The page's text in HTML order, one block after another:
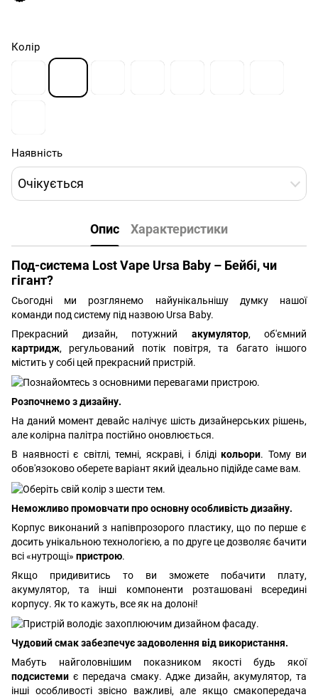
Колір
Наявність
Очікується
Опис Характеристики
Под-система Lost Vape Ursa Baby – Бейбі, чи
гігант?
Сьогодні ми розглянемо найунікальнішу думку нашої
команди под систему під назвою Ursa Baby.
Прекрасний дизайн, потужний акумулятор, об'ємний
картридж, регульований потік повітря, та багато іншого
містить у собі цей прекрасний пристрій.
Розпочнемо з дизайну.
На даний момент девайс налічує шість дизайнерських рішень,
але колірна палітра постійно оновлюється.
В наявності є світлі, темні, яскраві, і бліді кольори. Тому ви
обов'язоково оберете варіант який ідеально підійде саме вам.
Неможливо промовчати про основну особливість дизайну.
Корпус виконаний з напівпрозорого пластику, що по перше є
досить унікальною технологією, а по друге це дозволяє бачити
всі «нутрощі» пристрою.
Якщо придивитись то ви зможете побачити плату,
акумулятор, та інші компоненти розташовані всередині
корпусу. Як то кажуть, все як на долоні!
Чудовий смак забезпечує задоволення від використання.
Мабуть найголовнішим показником якості будь якої
подсистеми є передача смаку. Адже дизайн, акумулятор, та
інші особливості звісно важливі, але якщо смакопередача